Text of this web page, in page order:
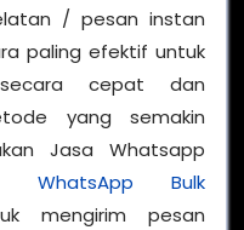
/ pesan instan
paling efektif untuk
secara cepat dan
yang semakin
Jasa Whatsapp
WhatsApp Bulk
mengirim pesan